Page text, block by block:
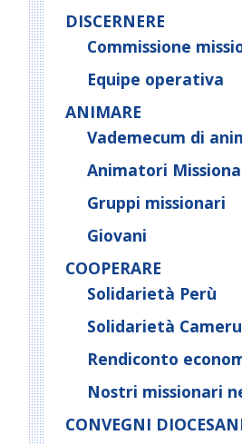
DISCERNERE
Commissione
Equipe operativa
ANIMARE
Vademecum di
Animatori
Gruppi missionari
Giovani
COOPERARE
Solidarietà Perù
Solidarietà
Rendiconto
Nostri missionari
CONVEGNI